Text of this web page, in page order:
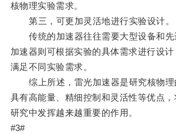
核物理实验需求。
第三，可更加灵活地进行实验设计。
传统的加速器往往需要大型设备和先
加速器则可根据实验的具体需求进行设
满足不同实验需求。
综上所述，雷光加速器是研究核物理
具有高能量、精细控制和灵活性等优点
研究中发挥越来越重要的作用。
#3#